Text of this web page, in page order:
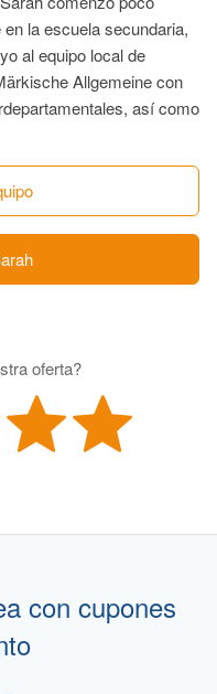
la escuela secundaria,
al equipo local de
Allgemeine con
así como
oferta?
con cupones